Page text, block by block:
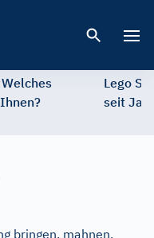
Lego
seit
bringen, mahnen,